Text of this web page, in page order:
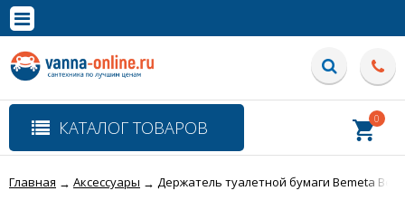
Полная версия сайта
КАТАЛОГ ТОВАРОВ 0
Главная → Аксессуары → Держатель туалетной бумаги Bemeta Beta